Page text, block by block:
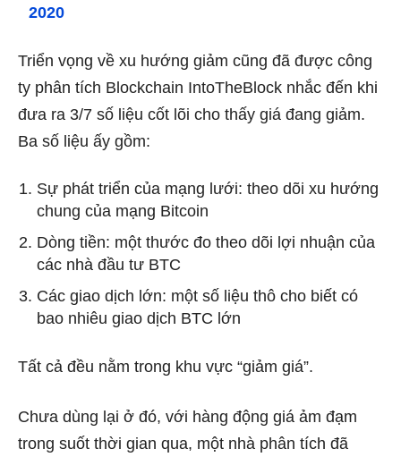
2020
Triển vọng về xu hướng giảm cũng đã được công
ty phân tích Blockchain IntoTheBlock nhắc đến khi
đưa ra 3/7 số liệu cốt lõi cho thấy giá đang giảm.
Ba số liệu ấy gồm:
Sự phát triển của mạng lưới: theo dõi xu hướng
chung của mạng Bitcoin
Dòng tiền: một thước đo theo dõi lợi nhuận của
các nhà đầu tư BTC
Các giao dịch lớn: một số liệu thô cho biết có
bao nhiêu giao dịch BTC lớn
Tất cả đều nằm trong khu vực “giảm giá”.
Chưa dùng lại ở đó, với hàng động giá ảm đạm
trong suốt thời gian qua, một nhà phân tích đã